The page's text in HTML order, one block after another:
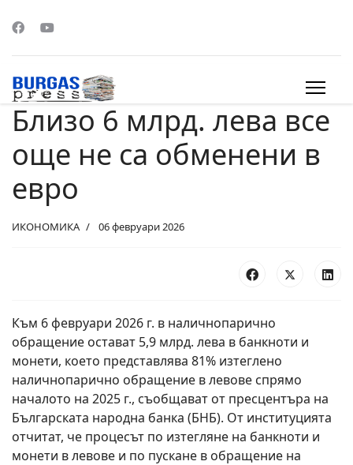
Близо 6 млрд. лева все
още не са обменени в
евро
ИКОНОМИКА 06 февруари 2026
Към 6 февруари 2026 г. в наличнопарично
обращение остават 5,9 млрд. лева в банкноти и
монети, което представлява 81% изтеглено
наличнопарично обращение в левове спрямо
началото на 2025 г., съобщават от пресцентъра на
Българската народна банка (БНБ). От институцията
отчитат, че процесът по изтегляне на банкноти и
монети в левове и по пускане в обращение на